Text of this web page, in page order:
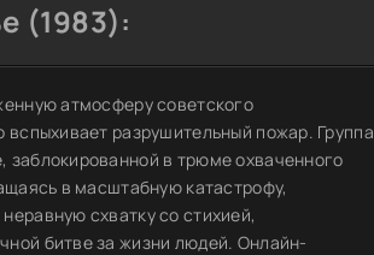
(1983):
атмосферу советского
разрушительный пожар. Группа
в трюме охваченного
в масштабную катастрофу,
схватку со стихией,
битве за жизни людей. Онлайн-